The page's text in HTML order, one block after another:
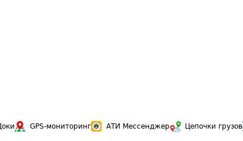
GPS-мониторинг АТИ Мессенджер Цепочки грузов